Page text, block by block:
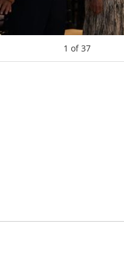
1 of 37